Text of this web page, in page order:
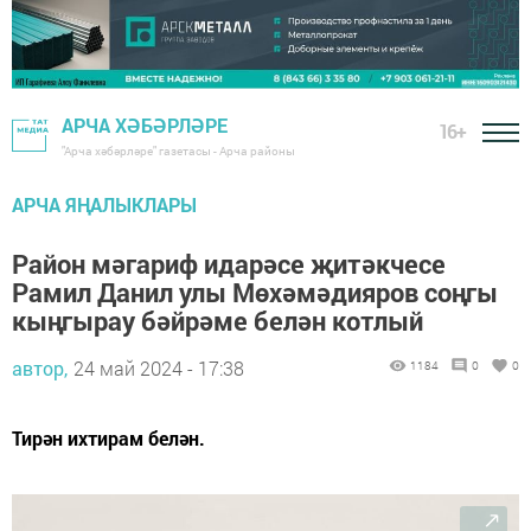
АРЧА ХӘБӘРЛӘРЕ
"Арча хәбәрләре" газетасы - Арча районы
16+
АРЧА ЯҢАЛЫКЛАРЫ
Район мәгариф идарәсе җитәкчесе
Рамил Данил улы Мөхәмәдияров соңгы
кыңгырау бәйрәме белән котлый
автор, 24 май 2024 - 17:38 1184 0 0
Тирән ихтирам белән.